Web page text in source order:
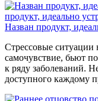
продукт, идеально
Назван продукт,
Стрессовые ситуации
самочувствие, бьют
к ряду заболеваний.
доступного каждому